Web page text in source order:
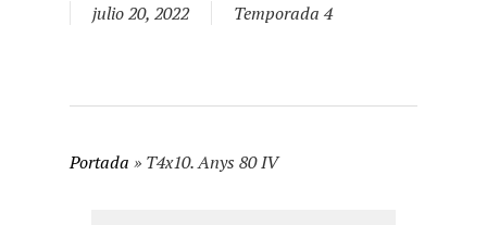
julio 20, 2022 Temporada 4
Portada » T4x10. Anys 80 IV